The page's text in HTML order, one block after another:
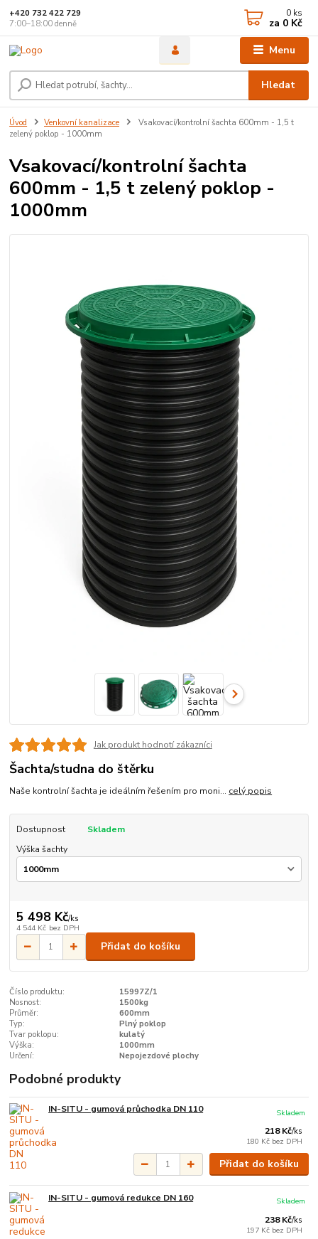
Menu
Hledat
+420 732 422 729
7:00–18:00 denně
0 ks
za 0 Kč
Úvod Venkovní kanalizace
Vsakovací/kontrolní šachta 600mm - 1,5 t
zelený poklop - 1000mm
Vsakovací/kontrolní šachta
600mm - 1,5 t zelený poklop -
1000mm
Jak produkt hodnotí zákazníci
Šachta/studna do štěrku
Naše kontrolní šachta je ideálním řešením pro moni... celý popis
Dostupnost
Skladem
Výška šachty
5 498 Kč/ks
4 544 Kč bez DPH
Přidat do košíku
Číslo produktu:
15997Z/1
Nosnost:
1500kg
Průměr:
600mm
Typ:
Plný poklop
Tvar poklopu:
kulatý
Výška:
1000mm
Určení:
Nepojezdové plochy
Podobné produkty
IN-SITU - gumová průchodka DN 110
218 Kč/ks
180 Kč bez DPH
Skladem
Přidat do košíku
IN-SITU - gumová redukce DN 160
238 Kč/ks
197 Kč bez DPH
Skladem